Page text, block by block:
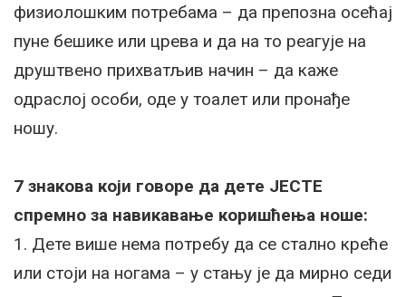
физиолошким потребама – да препозна осећај
пуне бешике или црева и да на то реагује на
друштвено прихватљив начин – да каже
одраслој особи, оде у тоалет или пронађе
ношу.
7 знакова који говоре да дете ЈЕСТЕ
спремно за навикавање коришћења ноше:
1. Дете више нема потребу да се стално креће
или стоји на ногама – у стању је да мирно седи